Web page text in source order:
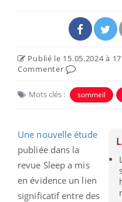
Publié le 15.05.2024 à
Commenter
Mots clés : sommeil
Une nouvelle étude
publiée dans la
revue Sleep a mis
en évidence un lien
significatif entre des